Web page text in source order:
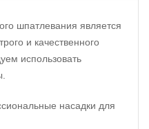
шпатлевания является
и качественного
использовать
насадки для